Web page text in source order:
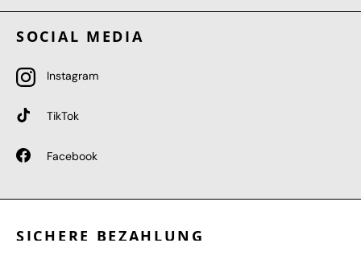
SOCIAL MEDIA
Instagram
TikTok
Facebook
SICHERE BEZAHLUNG